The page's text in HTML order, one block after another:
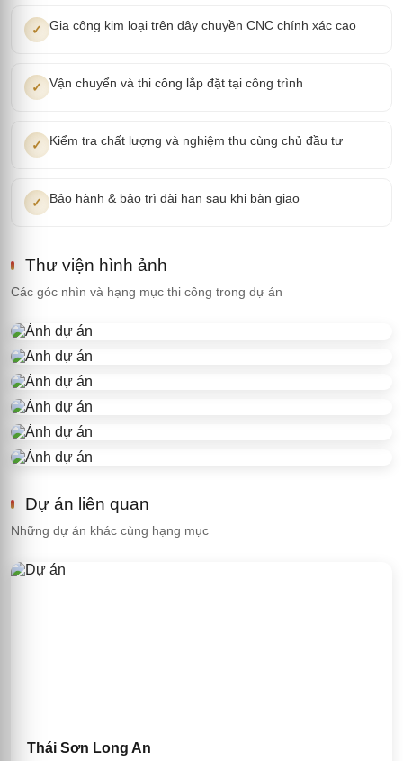
✓ Gia công kim loại trên dây chuyền CNC chính xác cao
✓ Vận chuyển và thi công lắp đặt tại công trình
✓ Kiểm tra chất lượng và nghiệm thu cùng chủ đầu tư
✓ Bảo hành & bảo trì dài hạn sau khi bàn giao
Thư viện hình ảnh
Các góc nhìn và hạng mục thi công trong dự án
Dự án liên quan
Những dự án khác cùng hạng mục
Thái Sơn Long An